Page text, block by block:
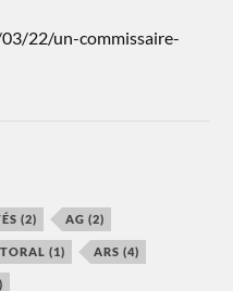
22/un-commissaire-
(2) AG (2)
(1) ARS (4)